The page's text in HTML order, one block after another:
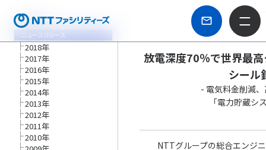
2018年
2017年
2016年
2015年
2014年
2013年
2012年
2011年
2010年
放電深度70％で世界最
シール
- 電気料金削減
「電力貯蔵シ
NTTグループの総合エンジ